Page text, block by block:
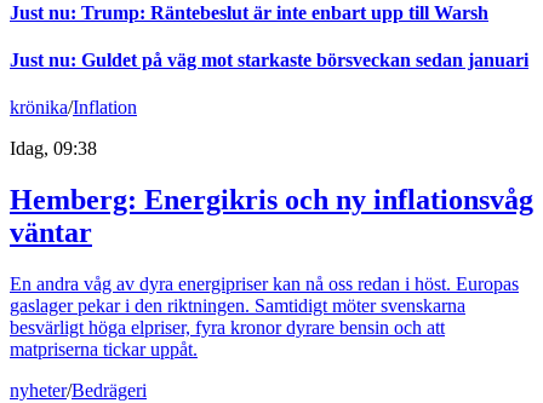
Just nu: Trump: Räntebeslut är inte enbart upp till Warsh
Just nu: Guldet på väg mot starkaste börsveckan sedan januari
krönika/Inflation
Idag, 09:38
Hemberg: Energikris och ny inflationsvåg
väntar
En andra våg av dyra energipriser kan nå oss redan i höst. Europas
gaslager pekar i den riktningen. Samtidigt möter svenskarna
besvärligt höga elpriser, fyra kronor dyrare bensin och att
matpriserna tickar uppåt.
nyheter/Bedrägeri